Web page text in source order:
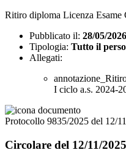
Ritiro diploma Licenza
Pubblicato il: 28/05/2026
Tipologia: Tutto il
Allegati:
I ciclo a.s. 2024-
Protocollo 9835/2025 del 12/
Circolare del 12/11/2025